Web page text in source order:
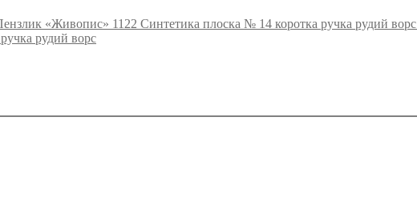
«Живопис» 1122 Синтетика плоска № 14 коротка ручка рудий ворс
рудий ворс